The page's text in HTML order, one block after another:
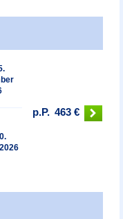
p.P. 463 €